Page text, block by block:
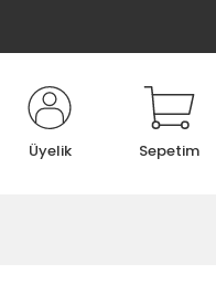
Üyelik Sepetim